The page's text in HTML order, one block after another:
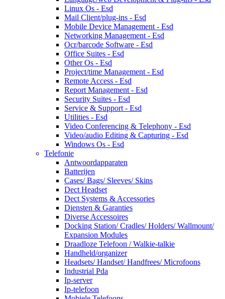
Linux Os - Esd
Mail Client/plug-ins - Esd
Mobile Device Management - Esd
Networking Management - Esd
Ocr/barcode Software - Esd
Office Suites - Esd
Other Os - Esd
Project/time Management - Esd
Remote Access - Esd
Report Management - Esd
Security Suites - Esd
Service & Support - Esd
Utilities - Esd
Video Conferencing & Telephony - Esd
Video/audio Editing & Capturing - Esd
Windows Os - Esd
Telefonie
Antwoordapparaten
Batterijen
Cases/ Bags/ Sleeves/ Skins
Dect Headset
Dect Systems & Accessories
Diensten & Garanties
Diverse Accessoires
Docking Station/ Cradles/ Holders/ Wallmount/
Expansion Modules
Draadloze Telefoon / Walkie-talkie
Handheld/organizer
Headsets/ Handset/ Handfrees/ Microfoons
Industrial Pda
Ip-server
Ip-telefoon